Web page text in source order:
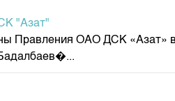
"Азат"
Правления ОАО ДСК